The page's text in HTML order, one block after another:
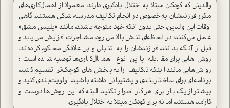
والدینی که کودکان مبتلا به اختلال یادگیری دارند، معمولا از اهمال‌کاری‌های
مکرر فرزندشان، به‌خصوص در انجام تکالیف مدرسه، شاکی هستند. گاهی
اوقات این والدین، حتی بدون آنکه خود متوجه باشند، مانند «پلیس مشق»
عمل می‌کنند؛ در لحظه‌ای تنش بالا می‌رود، مشاجرات افزایش می‌یابد و
قبل از آنکه بدانند، فرزندشان را به تنبلی و بی‌علاقگی محکوم کرده‌اند.
روش‌هایی برای مقابله با این نوع اهمال‌کاری‌ها توصیه شده است؛
روش‌هایی مانند اینکه تکالیف را به بخش‌های کوچک‌تر تقسیم کنید،
برنامه‌ای برای ساختاربندی و پشتیبانی داشته باشید، اولویت‌بندی کنید و
بیشتر از یک بار برای هر کار اصرار نکنید. البته که این روش‌ها درست و
کارآمد هستند، اما نه برای کودکان مبتلا به اختلال یادگیری.